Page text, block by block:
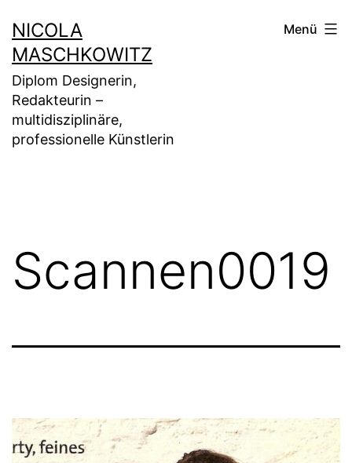
Inhalt
springen
NICOLA
MASCHKOWITZ
Diplom Designerin,
Redakteurin –
multidisziplinäre,
professionelle Künstlerin
Menü
Scannen0019